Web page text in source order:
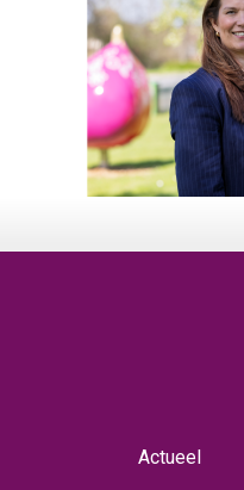
Actueel